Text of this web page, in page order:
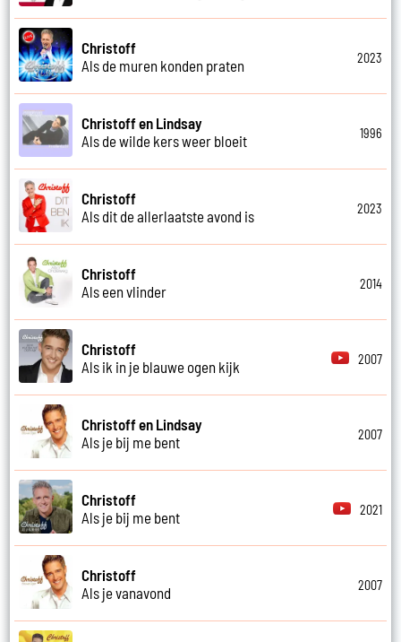
Christoff
Als de muren konden praten
2023
Christoff en Lindsay
Als de wilde kers weer bloeit
1996
Christoff
Als dit de allerlaatste avond is
2023
Christoff
Als een vlinder
2014
Christoff
Als ik in je blauwe ogen kijk
2007
Christoff en Lindsay
Als je bij me bent
2007
Christoff
Als je bij me bent
2021
Christoff
Als je vanavond
2007